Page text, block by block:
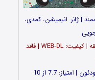
| ژانر: انیمیشن، کمدی،
زبان: دوبله فارسی | مدت زمان: 11 دقیقه | کیفیت: WEB-DL | فاقد
7.7 از 10